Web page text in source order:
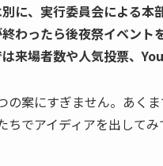
に、実行委員会による本
わったら後夜祭イベント
来場者数や人気投票、
の案にすぎません。あく
でアイディアを出してみ